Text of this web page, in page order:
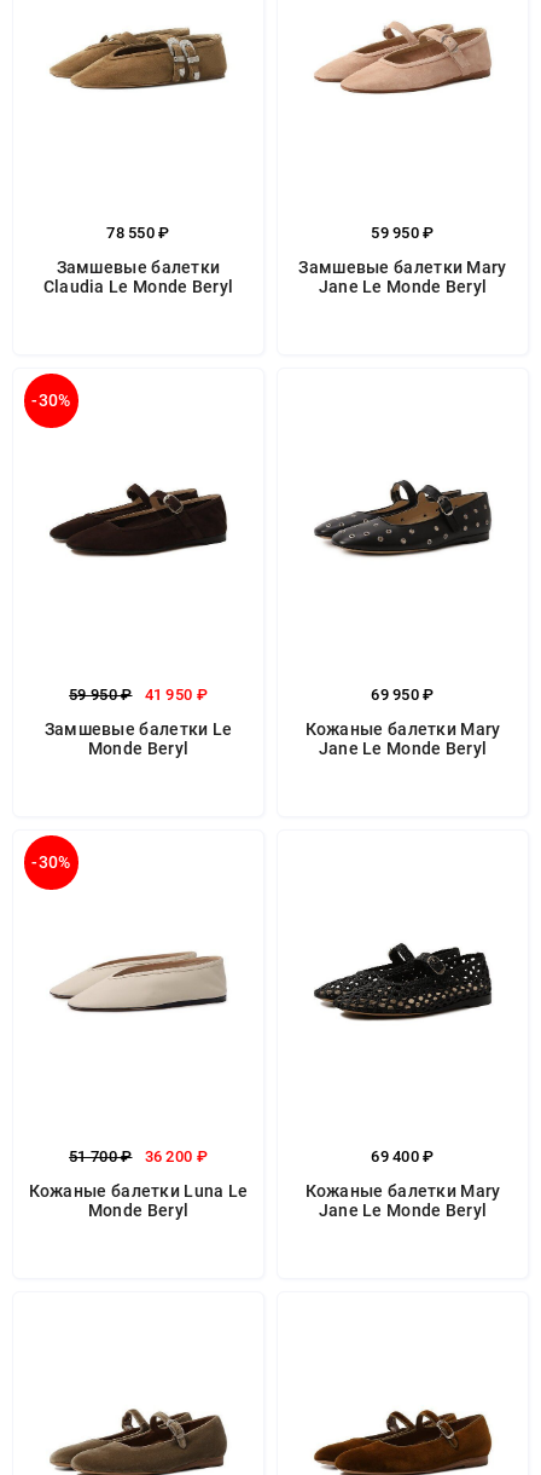
78 550 ₽
Замшевые балетки
Claudia Le Monde Beryl
59 950 ₽
Замшевые балетки Mary
Jane Le Monde Beryl
-30%
59 950 ₽ 41 950 ₽
Замшевые балетки Le
Monde Beryl
69 950 ₽
Кожаные балетки Mary
Jane Le Monde Beryl
-30%
51 700 ₽ 36 200 ₽
Кожаные балетки Luna Le
Monde Beryl
69 400 ₽
Кожаные балетки Mary
Jane Le Monde Beryl